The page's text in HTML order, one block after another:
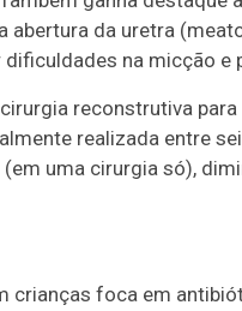
abertura da uretra
na micção e
reconstrutiva
realizada entre
uma cirurgia só),
crianças foca em